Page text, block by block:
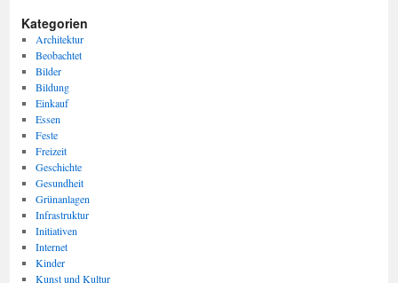
Kategorien
Architektur
Beobachtet
Bilder
Bildung
Einkauf
Essen
Feste
Freizeit
Geschichte
Gesundheit
Grünanlagen
Infrastruktur
Initiativen
Internet
Kinder
Kunst und Kultur